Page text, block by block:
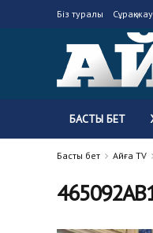
Біз туралы Сұрақ-
БАСТЫ БЕТ
Басты бет Айғақ TV